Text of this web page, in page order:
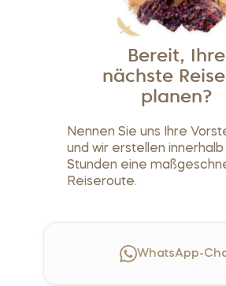
Bereit, Ihre
nächste
planen?
Nennen Sie uns Ihre
und wir erstellen innerhalb
Stunden eine
Reiseroute.
WhatsApp-